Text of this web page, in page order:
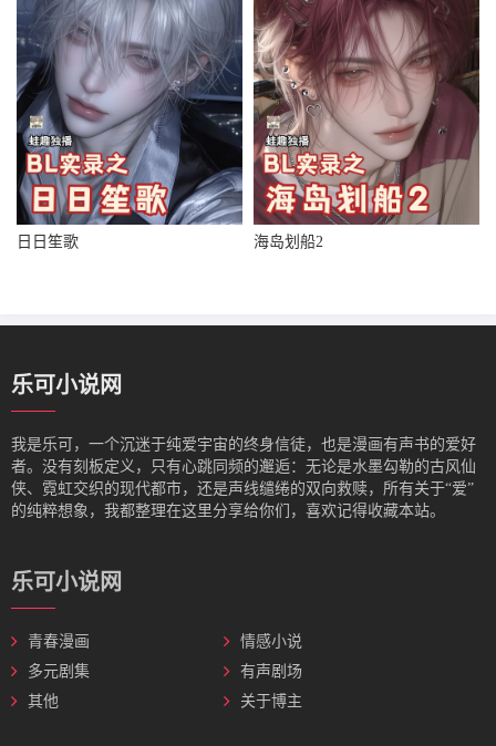
日日笙歌 海岛划船2
乐可小说网
我是‌乐可，一个沉迷于纯爱宇宙的终身信徒，也是漫画有声书的爱好
者。没有刻板定义，只有心跳同频的邂逅：无论是水墨勾勒的古风仙
侠、霓虹交织的现代都市，还是声线缱绻的双向救赎，所有关于“爱”
的纯粹想象，我都整理在这里分享给你们，喜欢记得收藏本站。
乐可小说网
青春漫画
情感小说
多元剧集
有声剧场
其他
关于博主